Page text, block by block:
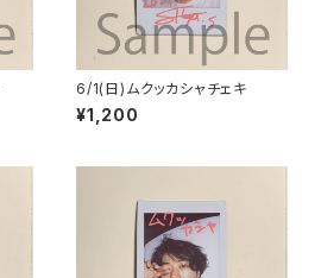
6/1(日)ムクッカシャチェキ
¥1,200